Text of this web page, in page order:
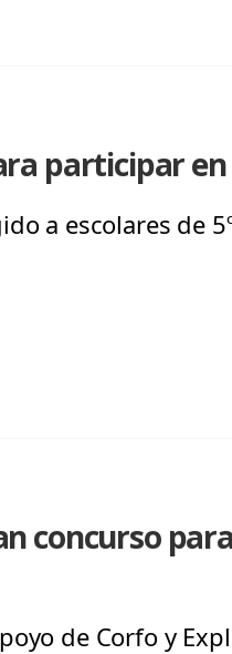
participar
a escolares de
concurso
de Corfo y